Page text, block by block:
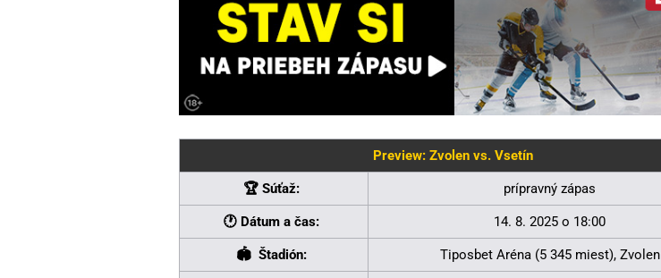
Preview: Zvolen vs. Vsetín
🏆 Súťaž: prípravný zápas
🕐 Dátum a čas: 14. 8. 2025 o 18:00
🏟 Štadión: Tiposbet Aréna (5 345 miest), Zvolen